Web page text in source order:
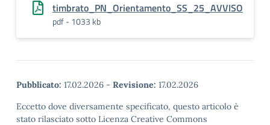
timbrato_PN_Orientamento_SS_25_AVVISO
pdf - 1033 kb
Pubblicato: 17.02.2026 - Revisione: 17.02.2026
Eccetto dove diversamente specificato, questo articolo è
stato rilasciato sotto Licenza Creative Commons